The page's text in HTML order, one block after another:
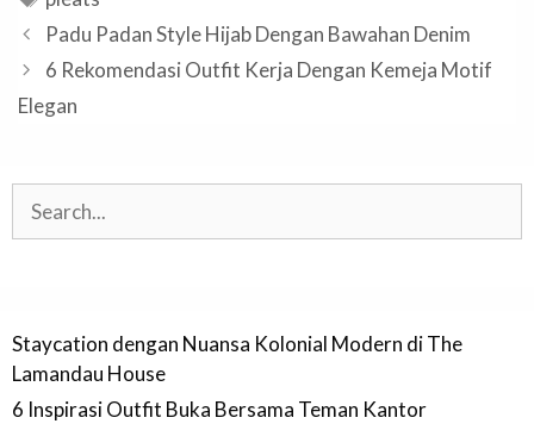
Padu Padan Style Hijab Dengan Bawahan Denim
6 Rekomendasi Outfit Kerja Dengan Kemeja Motif
Elegan
Staycation dengan Nuansa Kolonial Modern di The
Lamandau House
6 Inspirasi Outfit Buka Bersama Teman Kantor